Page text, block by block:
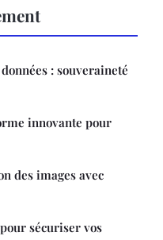
: souveraineté
innovante pour
des images avec
sécuriser vos